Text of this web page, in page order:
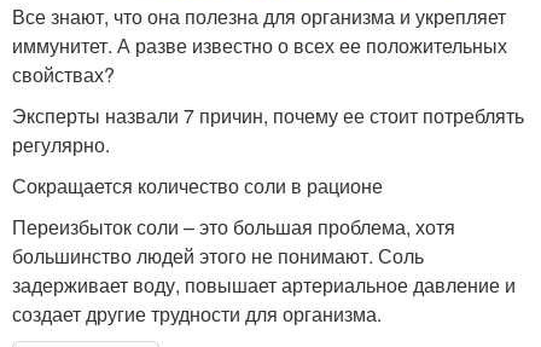
Все знают, что она полезна для организма и укрепляет
иммунитет. А разве известно о всех ее положительных
свойствах?
Эксперты назвали 7 причин, почему ее стоит потреблять
регулярно.
Сокращается количество соли в рационе
Переизбыток соли – это большая проблема, хотя
большинство людей этого не понимают. Соль
задерживает воду, повышает артериальное давление и
создает другие трудности для организма.